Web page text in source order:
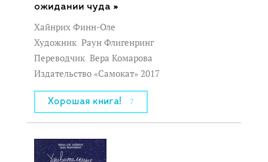
ожидании чуда »
Хайнрих Финн-Оле
Художник Раун Флигенринг
Переводчик Вера Комарова
Издательство «Самокат» 2017
Хорошая книга! 7